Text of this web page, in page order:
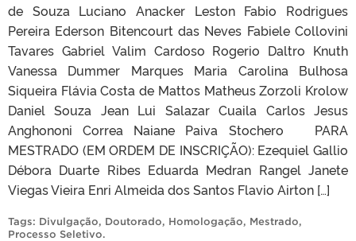
de Souza Luciano Anacker Leston Fabio Rodrigues
Pereira Ederson Bitencourt das Neves Fabiele Collovini
Tavares Gabriel Valim Cardoso Rogerio Daltro Knuth
Vanessa Dummer Marques Maria Carolina Bulhosa
Siqueira Flávia Costa de Mattos Matheus Zorzoli Krolow
Daniel Souza Jean Lui Salazar Cuaila Carlos Jesus
Anghononi Correa Naiane Paiva Stochero PARA
MESTRADO (EM ORDEM DE INSCRIÇÃO): Ezequiel Gallio
Débora Duarte Ribes Eduarda Medran Rangel Janete
Viegas Vieira Enri Almeida dos Santos Flavio Airton […]
Tags: Divulgação, Doutorado, Homologação, Mestrado,
Processo Seletivo.